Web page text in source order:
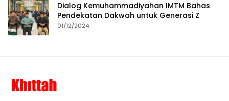
Dialog Kemuhammadiyahan IMTM Bahas
Pendekatan Dakwah untuk Generasi Z
01/12/2024